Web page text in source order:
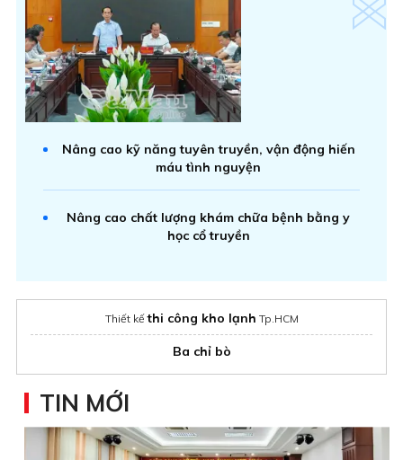
Nâng cao kỹ năng tuyên truyền, vận động hiến
máu tình nguyện
Nâng cao chất lượng khám chữa bệnh bằng y
học cổ truyền
Thiết kếthi công kho lạnh Tp.HCM
Ba chỉ bò
TIN MỚI